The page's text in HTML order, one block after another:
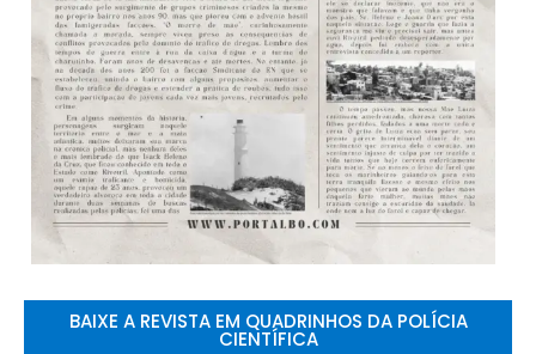
BAIXE A REVISTA EM QUADRINHOS DA POLÍCIA
CIENTÍFICA